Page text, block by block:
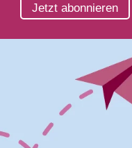
Jetzt abonnieren